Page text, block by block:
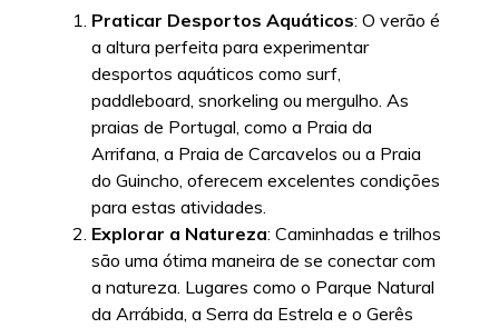
Praticar Desportos Aquáticos: O verão é
a altura perfeita para experimentar
desportos aquáticos como surf,
paddleboard, snorkeling ou mergulho. As
praias de Portugal, como a Praia da
Arrifana, a Praia de Carcavelos ou a Praia
do Guincho, oferecem excelentes condições
para estas atividades.
Explorar a Natureza: Caminhadas e trilhos
são uma ótima maneira de se conectar com
a natureza. Lugares como o Parque Natural
da Arrábida, a Serra da Estrela e o Gerês